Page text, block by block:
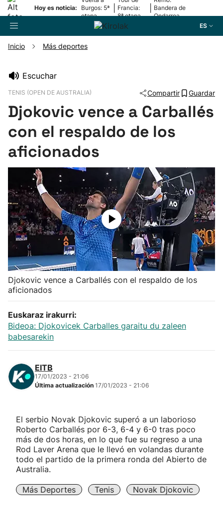
Hoy es noticia:
Burgos: 5ª
etapa
Francia:
8ª etapa
Bandera de
Ondarroa
ES
Pelota
Remo
Baloncesto
Ciclismo
Herri-kirolak
Balonmano
Kirolak 360
Atletismo
Carreras de montaña
Más deportes
Inicio Más deportes
Escuchar
TENIS (OPEN DE AUSTRALIA) Compartir Guardar
Djokovic vence a Carballés
con el respaldo de los
aficionados
Djokovic vence a Carballés con el respaldo de los
aficionados
Euskaraz irakurri:
Bideoa: Djokovicek Carballes garaitu du zaleen
babesarekin
EITB
17/01/2023 - 21:06
Última actualización 17/01/2023 - 21:06
El serbio Novak Djokovic superó a un laborioso
Roberto Carballés por 6-3, 6-4 y 6-0 tras poco
más de dos horas, en lo que fue su regreso a una
Rod Laver Arena que le llevó en volandas durante
todo el partido de la primera ronda del Abierto de
Australia.
Más Deportes Tenis Novak Djokovic